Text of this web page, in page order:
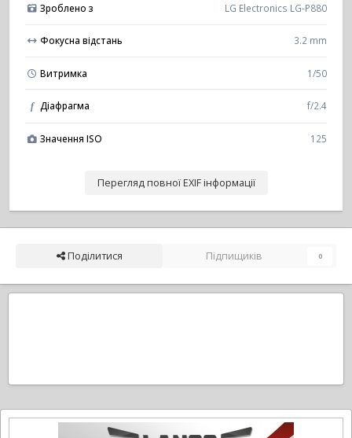
Зроблено з LG Electronics LG-P880
Фокусна відстань 3.2 mm
Витримка 1/50
f Діафрагма f/2.4
Значення ISO 125
Перегляд повної EXIF інформації
Поділитися Підпищиків 0